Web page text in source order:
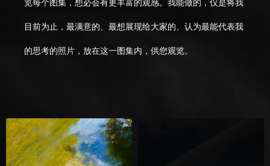
览每个图集，想必会有更丰富的观感。我能做的，仅是将我
目前为止，最满意的、最想展现给大家的、认为最能代表我
的思考的照片，放在这一图集内，供您观览。